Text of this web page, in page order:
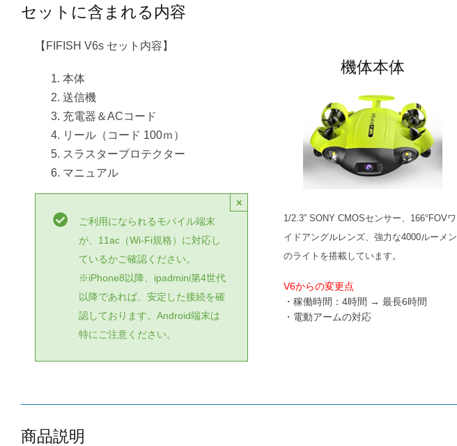
セットに含まれる内容
【FIFISH V6s セット内容】
本体
送信機
充電器＆ACコード
リール（コード 100ｍ）
スラスタープロテクター
マニュアル
ご利用になられるモバイル端末
が、11ac（Wi-Fi規格）に対応し
ているかご確認ください。
※iPhone8以降、ipadmini第4世代
以降であれば、安定した接続を確
認しております。Android端末は
特にご注意ください。
×
機体本体
1/2.3” SONY CMOSセンサー、166°FOVワ
イドアングルレンズ、強力な4000ルーメン
のライトを搭載しています。
V6からの変更点
・稼働時間：4時間 → 最長6時間
・電動アームの対応
商品説明